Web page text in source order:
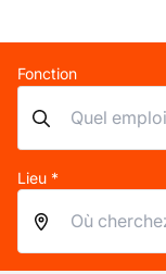
Fonction
Lieu *